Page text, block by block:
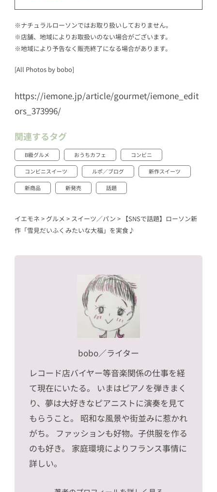
※ナチュラルローソンではお取り扱いしておりません。
※店舗、地域によりお取扱いのない場合がございます。
※地域により予告なく販売終了になる場合があります。
[All Photos by bobo]
https://iemone.jp/article/gourmet/iemone_edit
ors_373996/
関連するタグ
B級グルメ おうちカフェ コンビニ
コンビニスイーツ ルポ／ブログ 新作スイーツ
新商品 新発売 話題
イエモネ > グルメ > スイーツ／パン > 【SNSで話題】ローソン新
作「雪見だいふくみたいな大福」を実食♪
bobo／ライター
レコード店バイヤー等音楽関係の仕事を経
て現在にいたる。 いまはピアノを弾きまく
り、夢は大好きなピアニストに演奏を見て
もらうこと。 昭和な風景や街並みに惹かれ
がち。 ファッションも好物。子供服を作る
のも好き。 家庭環境によりフランス事情に
詳しい。